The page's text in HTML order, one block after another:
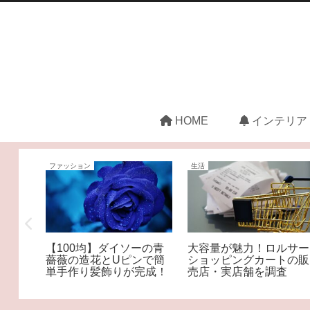
HOME インテリア
ファッション
【100均】ダイソーの青
薔薇の造花とUピンで簡
単手作り髪飾りが完成！
生活
大容量が魅力！ロルサー
ショッピングカートの販
売店・実店舗を調査